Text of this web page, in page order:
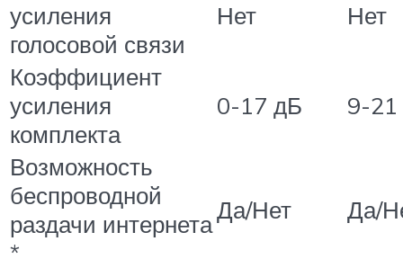
усиления
голосовой связи
Нет Нет
Коэффициент
усиления
комплекта
0-17 дБ 9-
Возможность
беспроводной
раздачи интернета
*
Да/Нет Да/